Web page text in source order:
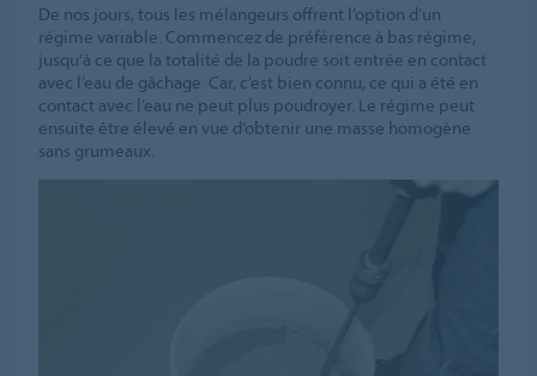
De nos jours, tous les mélangeurs offrent l’option d’un
régime variable. Commencez de préférence à bas régime,
jusqu’à ce que la totalité de la poudre soit entrée en contact
avec l’eau de gâchage. Car, c’est bien connu, ce qui a été en
contact avec l’eau ne peut plus poudroyer. Le régime peut
ensuite être élevé en vue d’obtenir une masse homogène
sans grumeaux.